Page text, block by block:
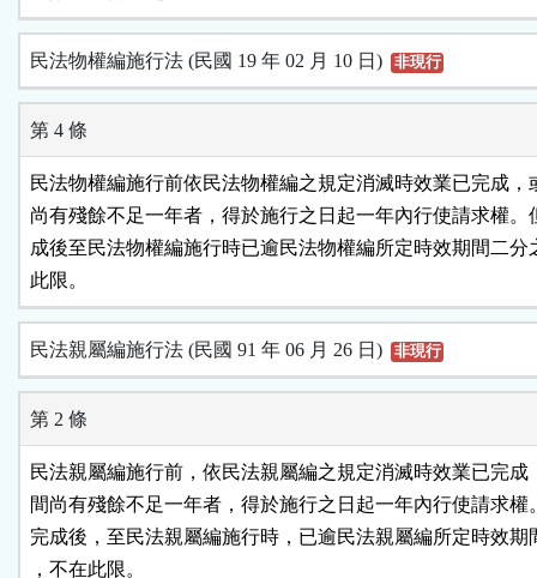
民法物權編施行法 (民國 19 年 02 月 10 日) 非現行
第 4 條
民法物權編施行前依民法物權編之規定消滅時效業已完成，
尚有殘餘不足一年者，得於施行之日起一年內行使請求權。
成後至民法物權編施行時已逾民法物權編所定時效期間二分
民法親屬編施行法 (民國 91 年 06 月 26 日) 非現行
第 2 條
民法親屬編施行前，依民法親屬編之規定消滅時效業已完成
間尚有殘餘不足一年者，得於施行之日起一年內行使請求權
完成後，至民法親屬編施行時，已逾民法親屬編所定時效期
，不在此限。